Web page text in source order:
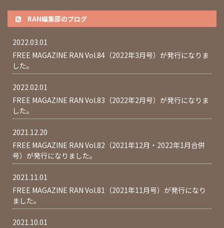
RAN編集部のブログ
2022.03.01
FREE MAGAZINE RAN Vol.84（2022年3月号）が発行になりま
した。
2022.02.01
FREE MAGAZINE RAN Vol.83（2022年2月号）が発行になりま
した。
2021.12.20
FREE MAGAZINE RAN Vol.82（2021年12月・2022年1月合併
号）が発行になりました。
2021.11.01
FREE MAGAZINE RAN Vol.81（2021年11月号）が発行になり
ました。
2021.10.01